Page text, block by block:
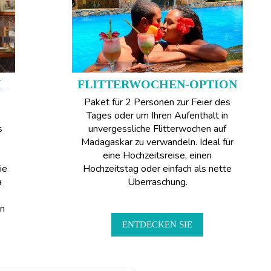
FLITTERWOCHEN-OPTION
Paket für 2 Personen zur Feier des
Tages oder um Ihren Aufenthalt in
unvergessliche Flitterwochen auf
Madagaskar zu verwandeln. Ideal für
eine Hochzeitsreise, einen
Hochzeitstag oder einfach als nette
Überraschung.
ENTDECKEN SIE